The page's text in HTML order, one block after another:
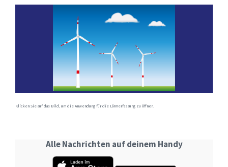
Klicken Sie auf das Bild, um die Anwendung für die Lärmerfassung zu öffnen.
Alle Nachrichten auf deinem Handy